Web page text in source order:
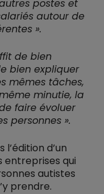
postes et
autour de
».
de bien
bien expliquer
mêmes tâches,
minutie, la
faire évoluer
personnes ».
d’un
entreprises qui
autistes
prendre.